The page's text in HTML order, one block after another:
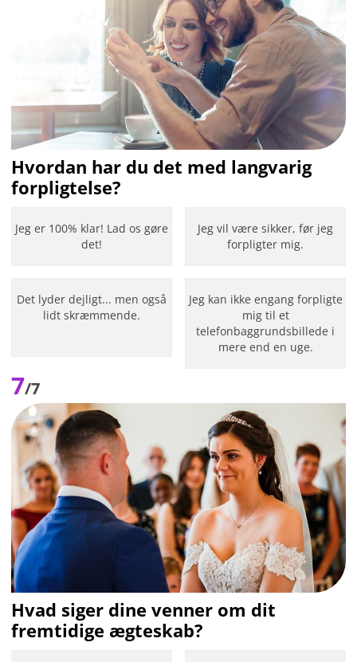
Hvordan har du det med langvarig
forpligtelse?
Jeg er 100% klar! Lad os gøre
det!
Jeg vil være sikker, før jeg
forpligter mig.
Det lyder dejligt... men også
lidt skræmmende.
Jeg kan ikke engang forpligte
mig til et
telefonbaggrundsbillede i
mere end en uge.
7/7
Hvad siger dine venner om dit
fremtidige ægteskab?